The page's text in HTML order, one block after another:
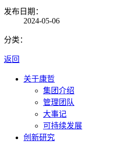
发布日期：
2024-05-06
分类：
返回
关于康哲
集团介绍
管理团队
大事记
可持续发展
创新研究